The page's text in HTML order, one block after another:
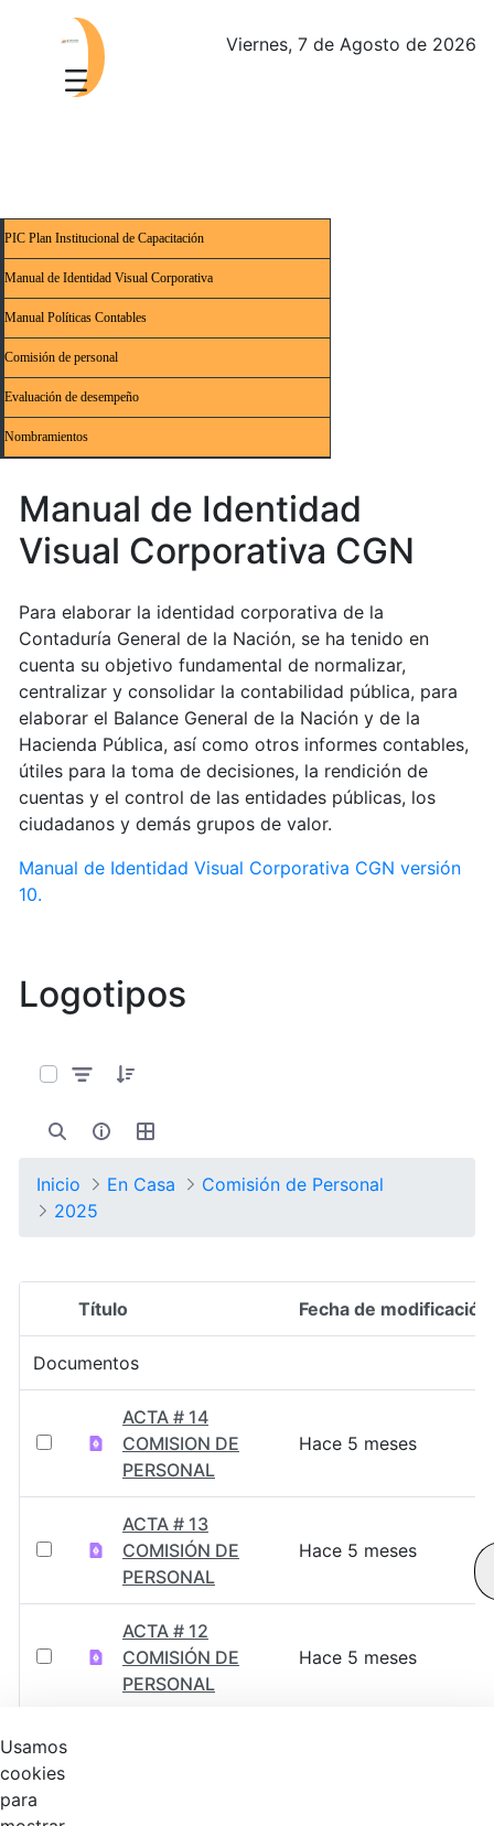
Viernes, 7 de Agosto de 2026
PIC Plan Institucional de Capacitación
Manual de Identidad Visual Corporativa
Manual Políticas Contables
Comisión de personal
Evaluación de desempeño
Nombramientos
Manual de Identidad
Visual Corporativa CGN
Para elaborar la identidad corporativa de la
Contaduría General de la Nación, se ha tenido en
cuenta su objetivo fundamental de normalizar,
centralizar y consolidar la contabilidad pública, para
elaborar el Balance General de la Nación y de la
Hacienda Pública, así como otros informes contables,
útiles para la toma de decisiones, la rendición de
cuentas y el control de las entidades públicas, los
ciudadanos y demás grupos de valor.
Manual de Identidad Visual Corporativa CGN versión
10.
Logotipos
Inicio En Casa
Comisión de Personal
2025
Selección del elemento
Título Fecha de modificación
Documentos
ACTA # 14
COMISION DE
PERSONAL
Hace 5 meses
ACTA # 13
COMISIÓN DE
PERSONAL
Hace 5 meses
ACTA # 12
COMISIÓN DE
PERSONAL
Hace 5 meses
Usamos
cookies
para